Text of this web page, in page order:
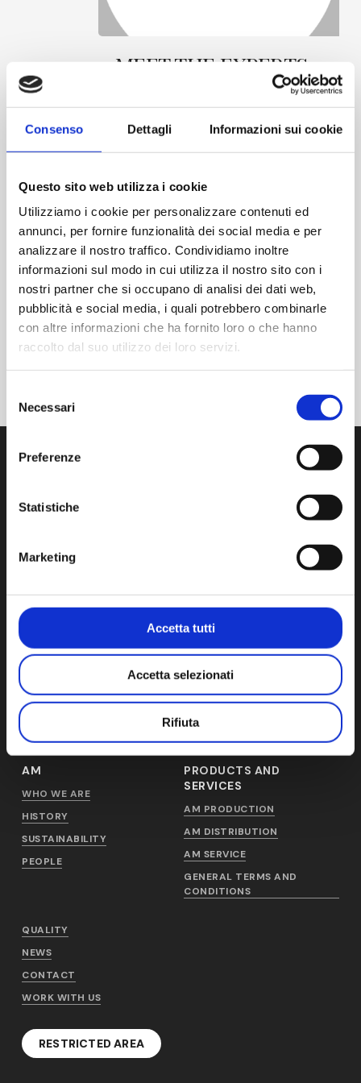
Consenso Dettagli Informazioni sui cookie
Questo sito web utilizza i cookie
Utilizziamo i cookie per personalizzare contenuti ed
annunci, per fornire funzionalità dei social media e per
analizzare il nostro traffico. Condividiamo inoltre
informazioni sul modo in cui utilizza il nostro sito con i
nostri partner che si occupano di analisi dei dati web,
pubblicità e social media, i quali potrebbero combinarle
con altre informazioni che ha fornito loro o che hanno
raccolto dal suo utilizzo dei loro servizi.
del
consenso
Necessari
Preferenze
Statistiche
Marketing
Accetta tutti
Accetta selezionati
Rifiuta
THE
and
strategies
address
in
contamination
control
for
pharmaceutical
environments
MEET THE EXPERTS:
strategies to address
challenges in
contamination control
for pharmaceutical
environments
AM | Ecolab present the event
dedicated to updating essential to
ensure the proper application of
Contamination...
September 5, 2025
cleanroom.
Via Isonzo, 1/C 20812 Limbiate (MB) Italy
Tel:
www.aminstruments.com
info@aminstruments.com
VAT no. 02196040964 - Tax code 09191700153
Cap. Soc. € 1,000,000 i.v. - CCIAA-REA NO. 1278816
AM
WHO WE ARE
HISTORY
SUSTAINABILITY
PEOPLE
PRODUCTS AND
SERVICES
AM PRODUCTION
AM DISTRIBUTION
AM SERVICE
GENERAL TERMS AND
CONDITIONS
QUALITY
NEWS
CONTACT
WORK WITH US
RESTRICTED AREA